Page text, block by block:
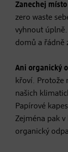
Zanechej
zero waste
vyhnout úplně.
domů a řádně
Ani organický
křoví. Protože
našich
Papírové
Zejména pak
organický